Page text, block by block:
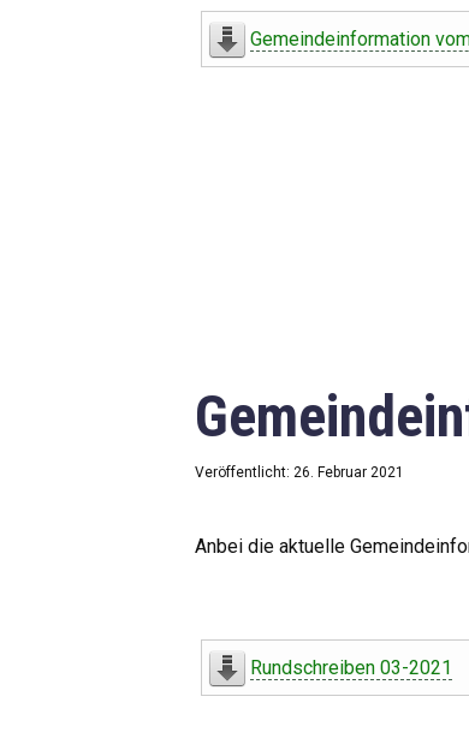
Offener Haushalt
Downloads
Impressum
Gemeindeinformation
Veröffentlicht: 26. Februar 2021
Anbei die aktuelle
Rundschreiben 03-2021